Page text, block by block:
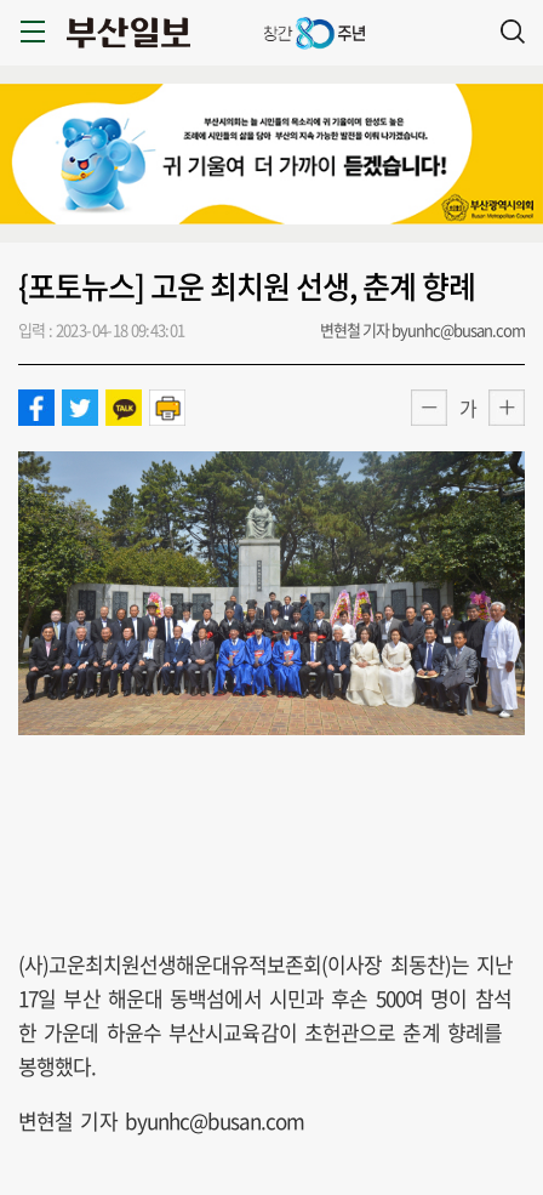
{포토뉴스] 고운 최치원 선생, 춘계 향례
입력 : 2023-04-18 09:43:01 변현철 기자 byunhc@busan.com
가
(사)고운최치원선생해운대유적보존회(이사장 최동찬)는 지난
17일 부산 해운대 동백섬에서 시민과 후손 500여 명이 참석
한 가운데 하윤수 부산시교육감이 초헌관으로 춘계 향례를
봉행했다.
변현철 기자 byunhc@busan.com